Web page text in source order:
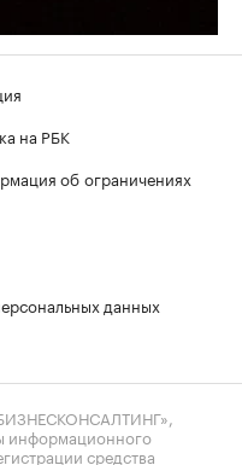
на РБК
об ограничениях
данных
информационного
средства